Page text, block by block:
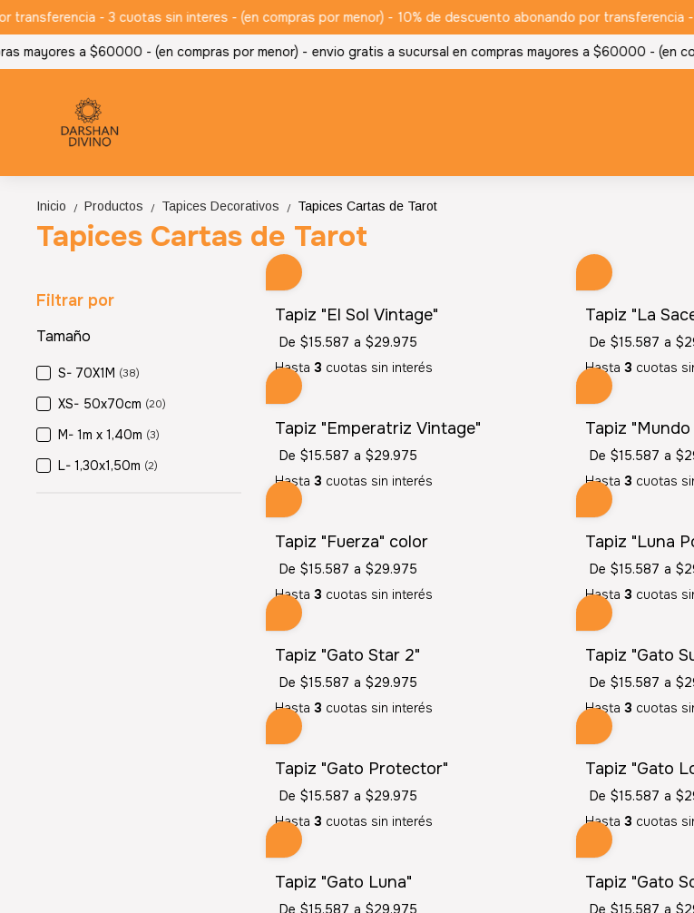
- 3 cuotas sin interes - (en compras por menor) - 10% de descuento abonando por transferencia -
mayores a $60000 - (en compras por menor) - envio gratis a sucursal en compras mayores a $60000 - (en
Inicio / Productos / Tapices Decorativos / Tapices Cartas de Tarot
Tapices Cartas de Tarot
Filtrar por
Tamaño
S- 70X1M (38)
XS- 50x70cm (20)
M- 1m x 1,40m (3)
L- 1,30x1,50m (2)
Tapiz "El Sol Vintage"
De $15.587 a $29.975
Hasta 3 cuotas sin interés
Tapiz "La
De $15.587 a
Hasta 3 cuotas
Tapiz "Emperatriz Vintage"
De $15.587 a $29.975
Hasta 3 cuotas sin interés
Tapiz
De $15.587 a
Hasta 3 cuotas
Tapiz "Fuerza" color
De $15.587 a $29.975
Hasta 3 cuotas sin interés
Tapiz "Luna
De $15.587 a
Hasta 3 cuotas
Tapiz "Gato Star 2"
De $15.587 a $29.975
Hasta 3 cuotas sin interés
Tapiz "Gato
De $15.587 a
Hasta 3 cuotas
Tapiz "Gato Protector"
De $15.587 a $29.975
Hasta 3 cuotas sin interés
Tapiz "Gato
De $15.587 a
Hasta 3 cuotas
Tapiz "Gato Luna"
De $15.587 a $29.975
Tapiz "Gato
De $15.587 a